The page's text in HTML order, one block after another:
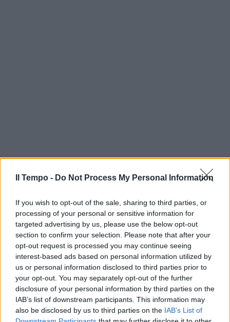
Il Tempo - Do Not Process My Personal Information
If you wish to opt-out of the sale, sharing to third parties, or
processing of your personal or sensitive information for
targeted advertising by us, please use the below opt-out
section to confirm your selection. Please note that after your
opt-out request is processed you may continue seeing
interest-based ads based on personal information utilized by
us or personal information disclosed to third parties prior to
your opt-out. You may separately opt-out of the further
disclosure of your personal information by third parties on the
IAB’s list of downstream participants. This information may
also be disclosed by us to third parties on the IAB’s List of
In evidenza